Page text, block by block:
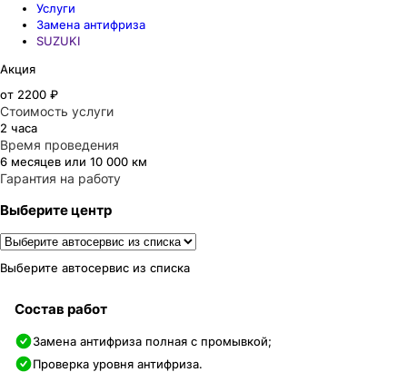
Услуги
Замена антифриза
SUZUKI
Акция
от 2200 ₽
Стоимость услуги
2 часа
Время проведения
6 месяцев или 10 000 км
Гарантия на работу
Выберите центр
Выберите автосервис из списка
Состав работ
Замена антифриза полная с промывкой;
Проверка уровня антифриза.